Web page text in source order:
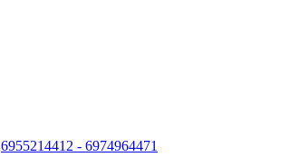
6955214412 - 6974964471